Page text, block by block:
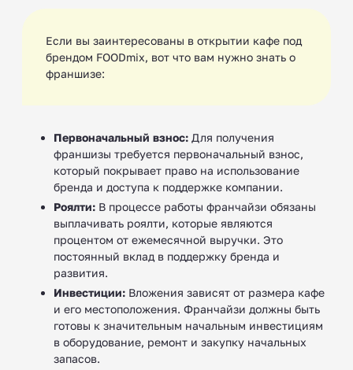
Если вы заинтересованы в открытии кафе под
брендом FOODmix, вот что вам нужно знать о
франшизе:
Первоначальный взнос: Для получения
франшизы требуется первоначальный взнос,
который покрывает право на использование
бренда и доступа к поддержке компании.
Роялти: В процессе работы франчайзи обязаны
выплачивать роялти, которые являются
процентом от ежемесячной выручки. Это
постоянный вклад в поддержку бренда и
развития.
Инвестиции: Вложения зависят от размера кафе
и его местоположения. Франчайзи должны быть
готовы к значительным начальным инвестициям
в оборудование, ремонт и закупку начальных
запасов.